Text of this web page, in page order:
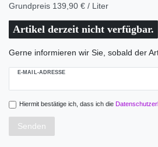
Grundpreis 139,90 € / Liter
Artikel derzeit nicht verfügbar.
Gerne informieren wir Sie, sobald der
E-MAIL-ADRESSE
Hiermit bestätige ich, dass ich die
Senden